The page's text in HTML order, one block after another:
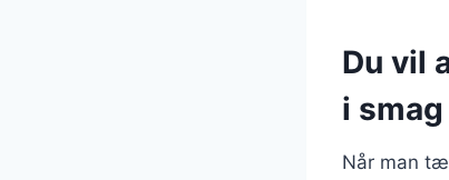
Du vil
i smag
Når man